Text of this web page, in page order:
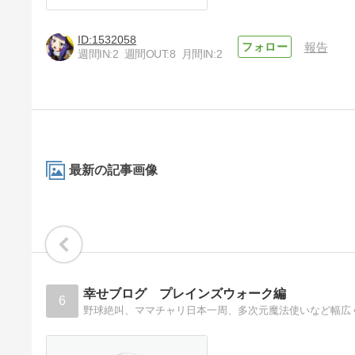
1532058
週間IN:2 週間OUT:8 月間IN:2
報告
最新の記事画像
6 幸せブログ プレインズウォーク編
野球絶叫、ママチャリ日本一周、多次元魔法使いなど幅広